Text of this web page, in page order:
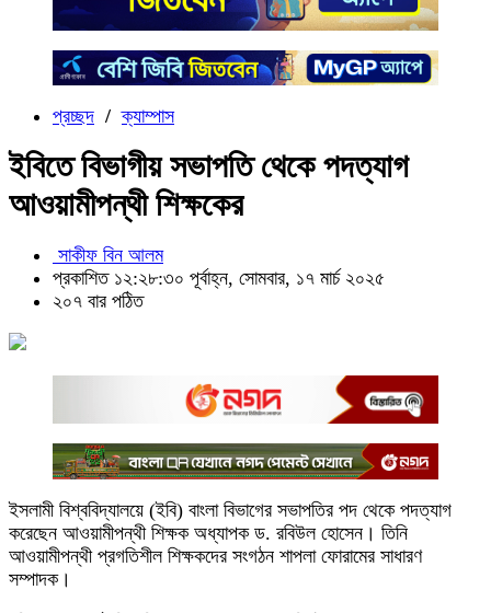
প্রচ্ছদ /ক্যাম্পাস
ইবিতে বিভাগীয় সভাপতি থেকে পদত্যাগ
আওয়ামীপন্থী শিক্ষকের
সাকীফ বিন আলম
প্রকাশিত ১২:২৮:৩০ পূর্বাহ্ন, সোমবার, ১৭ মার্চ ২০২৫
২০৭ বার পঠিত
ইসলামী বিশ্ববিদ্যালয়ে (ইবি) বাংলা বিভাগের সভাপতির পদ থেকে পদত্যাগ
করেছেন আওয়ামীপন্থী শিক্ষক অধ্যাপক ড. রবিউল হোসেন। তিনি
আওয়ামীপন্থী প্রগতিশীল শিক্ষকদের সংগঠন শাপলা ফোরামের সাধারণ
সম্পাদক।